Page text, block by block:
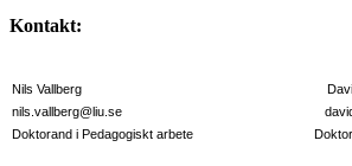
Kontakt:
Nils Vallberg David
nils.vallberg@liu.se
Doktorand i Pedagogiskt arbete Doktorand i